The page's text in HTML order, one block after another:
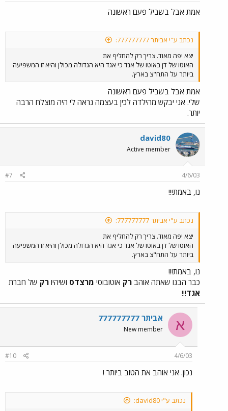
אמת אבל בשביל פעם ראשונה
נכתב ע"י אביתר 777777777:
יצא יפה מאוד. צריך רק להחליף את
האוטו של דן באוטו של אגד כי אגד היא הגדולה מכולן והיא זו המשפיעה
ביותר על התח"צ בארץ.
אמת אבל בשביל פעם ראשונה
שלי. אני יבקש מהילדה לכין בעצמה נראה לי היה מוצלח הרבה
יותר.
david80
Active member
4/6/03
#7
נו, באמת!!!
נכתב ע"י אביתר 777777777:
יצא יפה מאוד. צריך רק להחליף את
האוטו של דן באוטו של אגד כי אגד היא הגדולה מכולן והיא זו המשפיעה
ביותר על התח"צ בארץ.
נו, באמת!!!
כבר הבנו שאתה אוהב רק אוטובוסי מרצדס ושיהיו רק של חברת
אגד!!!
א אביתר 777777777
New member
4/6/03
#10
נכון. אני אוהב את הטוב ביותר !
נכתב ע"י david80: